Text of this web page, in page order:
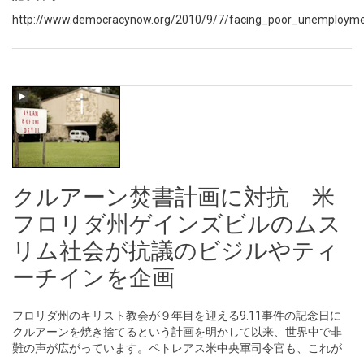
http://www.democracynow.org/2010/9/7/
クルアーン焚書計画に対抗 米
フロリダ州ゲインズビルのムス
リム社会が抗議のビジルやティ
ーチインを企画
フロリダ州のキリスト教会が９年目を迎える9.11事件の記念日に
クルアーンを焼き捨てるという計画を明かして以来、世界中で非
難の声が広がっています。ペトレアス米中央軍司令官も、これが